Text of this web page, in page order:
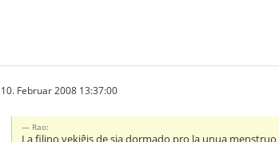
10. Februar 2008 13:37:00
Rao: